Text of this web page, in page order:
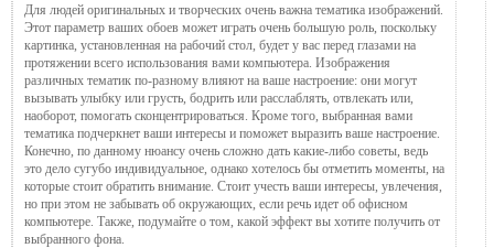
Для людей оригинальных и творческих очень важна тематика изображений.
Этот параметр ваших обоев может играть очень большую роль, поскольку
картинка, установленная на рабочий стол, будет у вас перед глазами на
протяжении всего использования вами компьютера. Изображения
различных тематик по-разному влияют на ваше настроение: они могут
вызывать улыбку или грусть, бодрить или расслаблять, отвлекать или,
наоборот, помогать сконцентрироваться. Кроме того, выбранная вами
тематика подчеркнет ваши интересы и поможет выразить ваше настроение.
Конечно, по данному нюансу очень сложно дать какие-либо советы, ведь
это дело сугубо индивидуальное, однако хотелось бы отметить моменты, на
которые стоит обратить внимание. Стоит учесть ваши интересы, увлечения,
но при этом не забывать об окружающих, если речь идет об офисном
компьютере. Также, подумайте о том, какой эффект вы хотите получить от
выбранного фона.